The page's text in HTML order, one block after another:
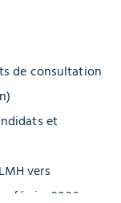
de consultation
et
vers
février 2026